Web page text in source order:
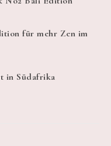
für mehr Zen im
in Südafrika